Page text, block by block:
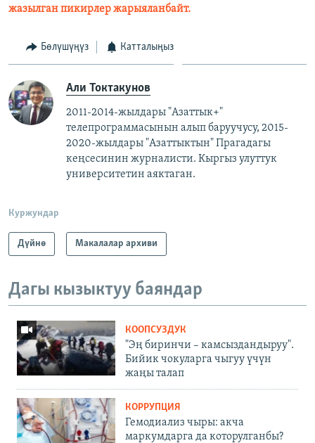
жазылган пикирлер жарыяланбайт.
Бөлүшүңүз Катталыңыз
Али Токтакунов
2011-2014-жылдары "Азаттык+"
телепрограммасынын алып баруучусу, 2015-
2020-жылдары "Азаттыктын" Прагадагы
кеңсесинин журналисти. ​ Кыргыз улуттук
университетин аяктаган.
Куржундар
Дүйнө Макалалар архиви
Дагы кызыктуу баяндар
КООПСУЗДУК
"Эң биринчи – камсыздандыруу".
Бийик чокуларга чыгуу үчүн
жаңы талап
КОРРУПЦИЯ
Гемодиализ чыры: акча
маркумдарга да которулганбы?